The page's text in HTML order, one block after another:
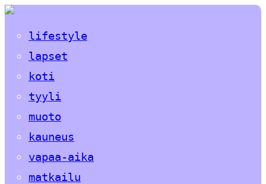
lifestyle
lapset
koti
tyyli
muoto
kauneus
vapaa-aika
matkailu